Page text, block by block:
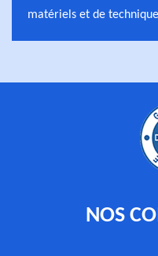
matériels et de
NOS